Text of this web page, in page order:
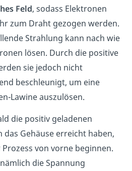
Feld, sodass Elektronen
zum Draht gezogen werden.
Strahlung kann nach wie
lösen. Durch die positive
sie jedoch nicht
beschleunigt, um eine
Lawine auszulösen.
die positiv geladenen
das Gehäuse erreicht haben,
von vorne beginnen.
die Spannung